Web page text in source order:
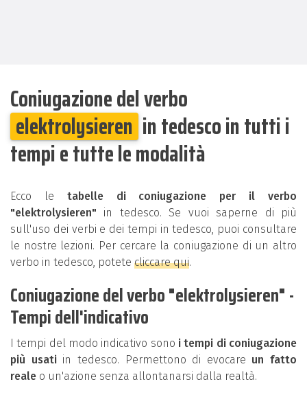
Coniugazione del verbo
elektrolysieren in tedesco in tutti i
tempi e tutte le modalità
Ecco le tabelle di coniugazione per il verbo
"elektrolysieren" in tedesco. Se vuoi saperne di più
sull'uso dei verbi e dei tempi in tedesco, puoi consultare
le nostre lezioni. Per cercare la coniugazione di un altro
verbo in tedesco, potete cliccare qui.
Coniugazione del verbo "elektrolysieren" -
Tempi dell'indicativo
I tempi del modo indicativo sono i tempi di coniugazione
più usati in tedesco. Permettono di evocare un fatto
reale o un'azione senza allontanarsi dalla realtà.